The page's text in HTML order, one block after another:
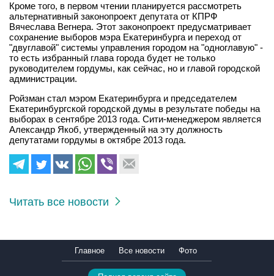
Кроме того, в первом чтении планируется рассмотреть
альтернативный законопроект депутата от КПРФ
Вячеслава Вегнера. Этот законопроект предусматривает
сохранение выборов мэра Екатеринбурга и переход от
"двуглавой" системы управления городом на "одноглавую" -
то есть избранный глава города будет не только
руководителем гордумы, как сейчас, но и главой городской
администрации.
Ройзман стал мэром Екатеринбурга и председателем
Екатеринбургской городской думы в результате победы на
выборах в сентябре 2013 года. Сити-менеджером является
Александр Якоб, утвержденный на эту должность
депутатами гордумы в октябре 2013 года.
Читать все новости
Главное Все новости Фото